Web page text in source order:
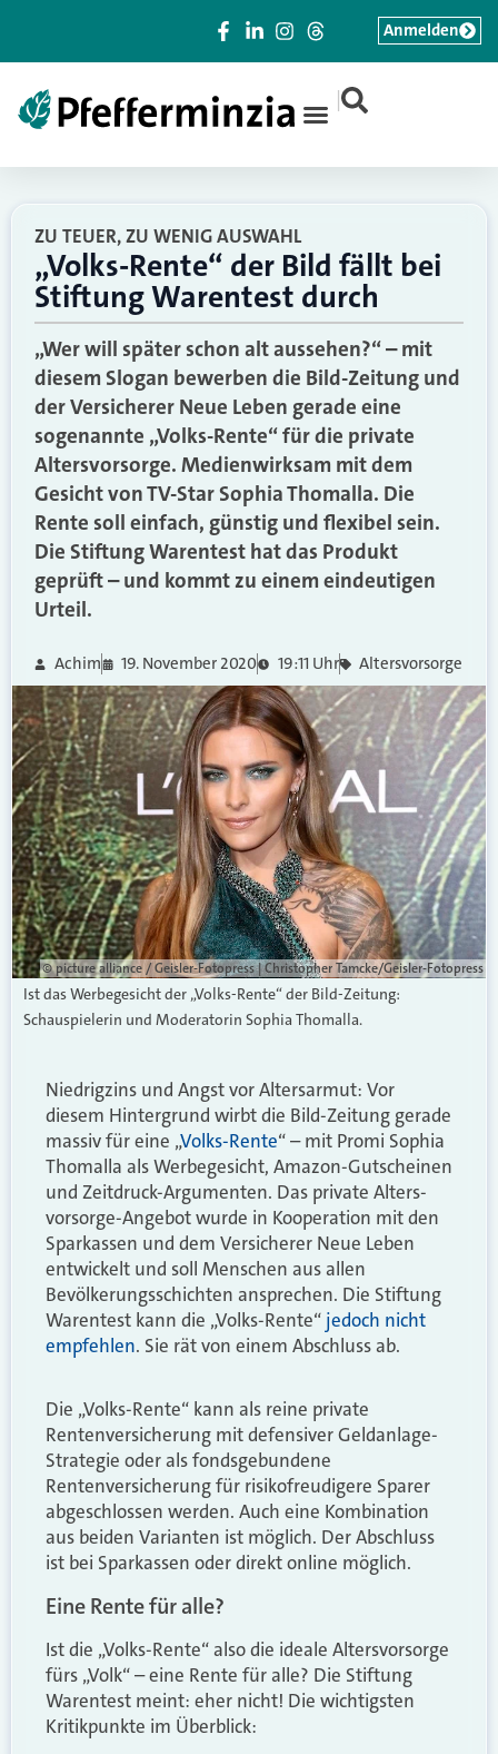
|
Anmelden
ZU TEUER, ZU WENIG AUSWAHL
„Volks-Rente“ der Bild fällt bei
Stiftung Warentest durch
„Wer will später schon alt aussehen?“ – mit
diesem Slogan bewerben die Bild-Zeitung und
der Versicherer Neue Leben gerade eine
sogenannte „Volks-Rente“ für die private
Altersvorsorge. Medienwirksam mit dem
Gesicht von TV-Star Sophia Thomalla. Die
Rente soll einfach, günstig und flexibel sein.
Die Stiftung Warentest hat das Produkt
geprüft – und kommt zu einem eindeutigen
Urteil.
Achim 19. November 2020 19:11 Uhr Altersvorsorge
© picture alliance / Geisler-Fotopress | Christopher Tamcke/Geisler-Fotopress
Ist das Werbegesicht der „Volks-Rente“ der Bild-Zeitung:
Schauspielerin und Moderatorin Sophia Thomalla.
Niedrigzins und Angst vor Altersarmut: Vor
diesem Hintergrund wirbt die Bild-Zeitung gerade
massiv für eine „Volks-Rente“ – mit Promi Sophia
Thomalla als Werbegesicht, Amazon-Gutscheinen
und Zeit­druck-Argumenten. Das private Alters­
vorsorge-Angebot wurde in Kooperation mit den
Sparkassen und dem Versicherer Neue Leben
entwickelt und soll Menschen aus allen
Bevölkerungs­schichten ansprechen. Die Stiftung
Warentest kann die „Volks-Rente“ jedoch nicht
empfehlen. Sie rät von einem Abschluss ab.
Die „Volks-Rente“ kann als reine private
Rentenversicherung mit defensiver Geld­anlage-
Strategie oder als fondsgebundene
Rentenversicherung für risikofreudigere Sparer
abgeschlossen werden. Auch eine Kombination
aus beiden Varianten ist möglich. Der Abschluss
ist bei Sparkassen oder direkt online möglich.
Eine Rente für alle?
Ist die „Volks-Rente“ also die ideale Alters­vorsorge
fürs „Volk“ – eine Rente für alle? Die Stiftung
Warentest meint: eher nicht! Die wichtigsten
Kritikpunkte im Überblick: